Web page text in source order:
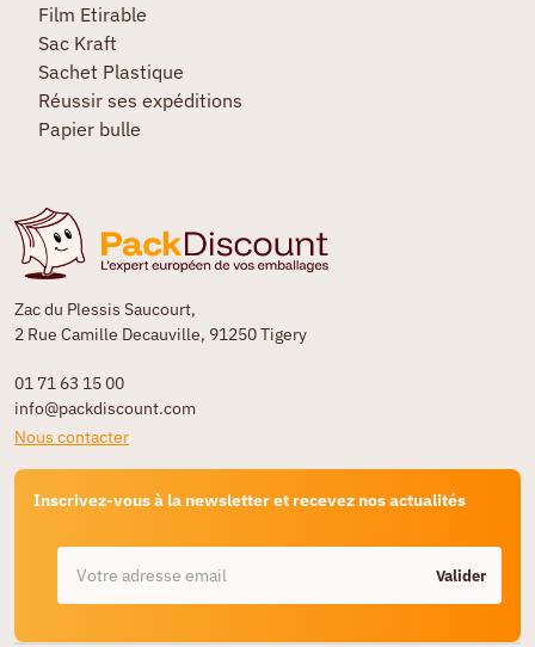
Zac du Plessis Saucourt,
2 Rue Camille Decauville, 91250 Tigery
01 71 63 15 00
info@packdiscount.com
Nous contacter
Inscrivez-vous à la newsletter et recevez nos actualités
Valider
Film Etirable
Sac Kraft
Sachet Plastique
Réussir ses expéditions
Papier bulle